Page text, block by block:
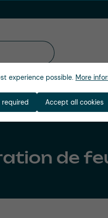
de
experience possible. More
Accept all cookies